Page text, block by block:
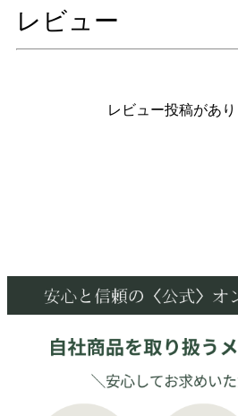
レビュー
レビュー投稿があり